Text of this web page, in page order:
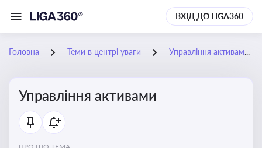
ВХІД ДО LIGA360
Головна Теми в центрі уваги Управління активами
Управління активами